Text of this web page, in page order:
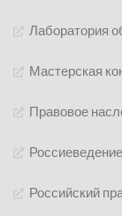
Лаборатория
Мастерская
Правовое
Российский